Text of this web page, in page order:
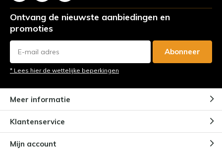
Ontvang de nieuwste aanbiedingen en
promoties
Abonneer
* Lees hier de wettelijke beperkingen
Meer informatie
Klantenservice
Mijn account